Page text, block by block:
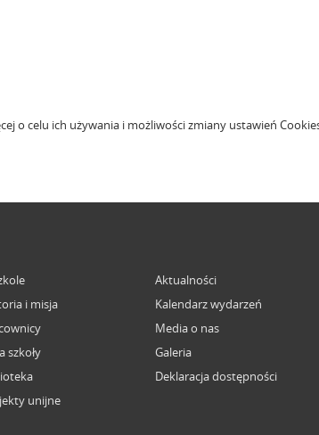
o celu ich używania i możliwości zmiany ustawień
i misja
szkoły
unijne
Aktualności
Kalendarz wydarzeń
Media o nas
Galeria
Deklaracja dostępności